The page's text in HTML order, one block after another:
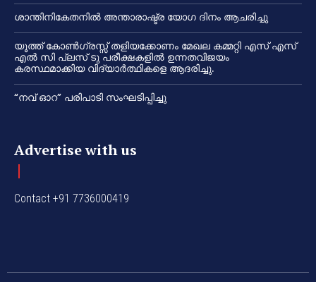
ശാന്തിനികേതനിൽ അന്താരാഷ്ട്ര യോഗ ദിനം ആചരിച്ചു
യൂത്ത് കോൺഗ്രസ്സ് തളിയക്കോണം മേഖല കമ്മറ്റി എസ് എസ്
എൽ സി പ്ലസ് ടു പരീക്ഷകളിൽ ഉന്നതവിജയം
കരസ്ഥമാക്കിയ വിദ്യാർത്ഥികളെ ആദരിച്ചു.
“നവ് ഓറ” പരിപാടി സംഘടിപ്പിച്ചു
Advertise with us
Contact +91 7736000419